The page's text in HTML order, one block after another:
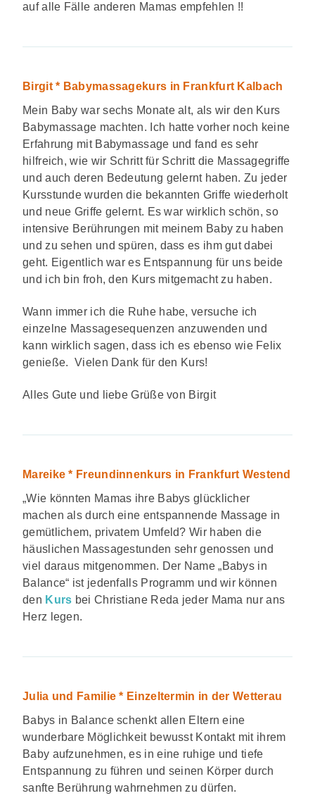
auf alle Fälle anderen Mamas empfehlen !!
Birgit * Babymassagekurs in Frankfurt Kalbach
Mein Baby war sechs Monate alt, als wir den Kurs
Babymassage machten. Ich hatte vorher noch keine
Erfahrung mit Babymassage und fand es sehr
hilfreich, wie wir Schritt für Schritt die Massagegriffe
und auch deren Bedeutung gelernt haben. Zu jeder
Kursstunde wurden die bekannten Griffe wiederholt
und neue Griffe gelernt. Es war wirklich schön, so
intensive Berührungen mit meinem Baby zu haben
und zu sehen und spüren, dass es ihm gut dabei
geht. Eigentlich war es Entspannung für uns beide
und ich bin froh, den Kurs mitgemacht zu haben.
Wann immer ich die Ruhe habe, versuche ich
einzelne Massagesequenzen anzuwenden und
kann wirklich sagen, dass ich es ebenso wie Felix
genieße. Vielen Dank für den Kurs!
Alles Gute und liebe Grüße von Birgit
Mareike * Freundinnenkurs in Frankfurt Westend
„Wie könnten Mamas ihre Babys glücklicher
machen als durch eine entspannende Massage in
gemütlichem, privatem Umfeld? Wir haben die
häuslichen Massagestunden sehr genossen und
viel daraus mitgenommen. Der Name „Babys in
Balance“ ist jedenfalls Programm und wir können
den Kurs bei Christiane Reda jeder Mama nur ans
Herz legen.
Julia und Familie * Einzeltermin in der Wetterau
Babys in Balance schenkt allen Eltern eine
wunderbare Möglichkeit bewusst Kontakt mit ihrem
Baby aufzunehmen, es in eine ruhige und tiefe
Entspannung zu führen und seinen Körper durch
sanfte Berührungwahrnehmen zu dürfen.